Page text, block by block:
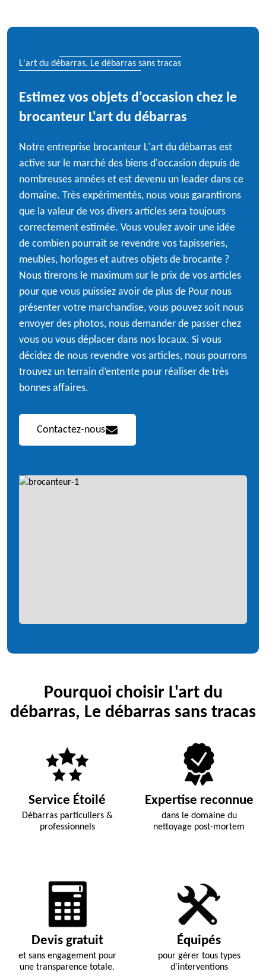
L'art du débarras, Le débarras sans tracas
Estimez vos objets d'occasion chez le
brocanteur L'art du débarras
Notre entreprise brocanteur L'art du débarras est
active sur le marché des biens d'occasion depuis de
nombreuses années et est devenu un leader dans ce
domaine. Très expérimentés, nous vous garantirons
que la valeur de vos divers articles sera toujours
correctement estimée. Vous voulez avoir une idée
de combien pourrait se revendre vos tapisseries,
meubles, horloges et autres objets de brocante ?
Nous tirerons le maximum sur le prix de vos articles
pour que vous puissiez avoir de plus de Pour nous
présenter votre marchandise, vous pouvez soit nous
envoyer des photos, nous demander de passer chez
vous ou vous déplacer dans nos locaux. Si vous
décidez de nous revendre vos articles, nous pourrons
trouvez un terrain d’entente pour réaliser de très
bonnes affaires.
Contactez-nous
Pourquoi choisir L'art du
débarras, Le débarras sans tracas
Service Étoilé
Débarras particuliers &
professionnels
Expertise reconnue
dans le domaine du
nettoyage post-mortem
Devis gratuit
et sans engagement pour
une transparence totale.
Équipés
pour gérer tous types
d'interventions